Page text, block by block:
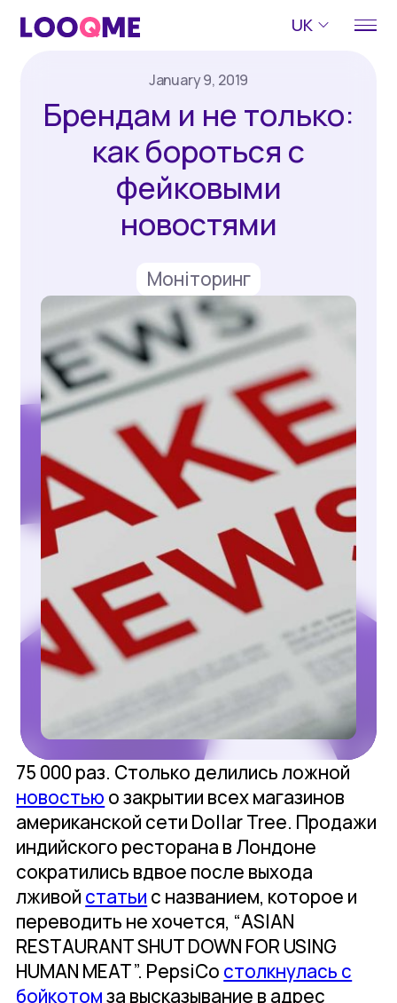
UK
January 9, 2019
Брендам и не только:
как бороться с
фейковыми
новостями
Моніторинг
75 000 раз. Столько делились ложной
новостью о закрытии всех магазинов
американской сети Dollar Tree. Продажи
индийского ресторана в Лондоне
сократились вдвое после выхода
лживой статьи с названием, которое и
переводить не хочется, “ASIAN
RESTAURANT SHUT DOWN FOR USING
HUMAN MEAT”. PepsiCo столкнулась с
бойкотомза высказывание в адрес